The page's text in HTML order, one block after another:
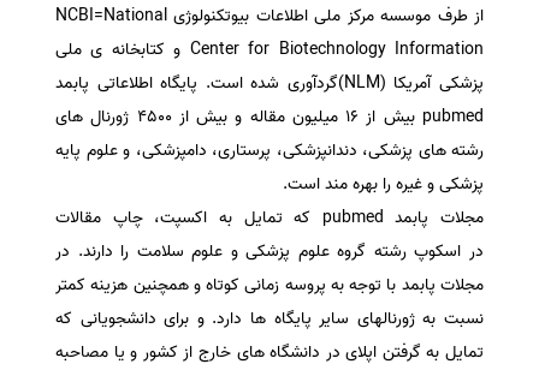
از طرف موسسه مرکز ملی اطلاعات بیوتکنولوژی NCBI=National
Center for Biotechnology Information و کتابخانه ی ملی
پزشکی آمریکا (NLM)گردآوری شده است. پایگاه اطلاعاتی پابمد
pubmed بیش از 16 میلیون مقاله و بیش از 4500 ژورنال های
رشته های پزشکی، دندانپزشکی، پرستاری، دامپزشکی، و علوم پایه
پزشکی و غیره را بهره مند است.
مجلات پابمد pubmed که تمایل به اکسپت، چاپ مقالات
در اسکوپ رشته گروه علوم پزشکی و علوم سلامت را دارند. در
مجلات پابمد با توجه به پروسه زمانی کوتاه و همچنین هزینه کمتر
نسبت به ژورنالهای سایر پایگاه ها دارد. و برای دانشجویانی که
تمایل به گرفتن اپلای در دانشگاه های خارج از کشور و یا مصاحبه